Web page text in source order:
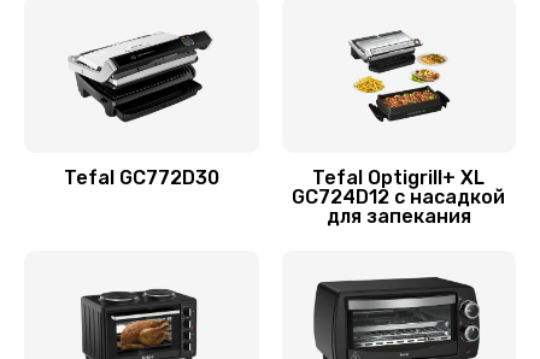
Tefal GC772D30
Tefal Optigrill+ XL
GC724D12 с насадкой
для запекания